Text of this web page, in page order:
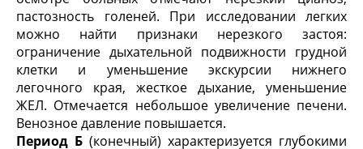
пастозность голеней. При исследовании легких
можно найти признаки нерезкого застоя:
ограничение дыхательной подвижности грудной
клетки и уменьшение экскурсии нижнего
легочного края, жесткое дыхание, уменьшение
ЖЕЛ. Отмечается небольшое увеличение печени.
Венозное давление повышается.
Период Б (конечный) характеризуется глубокими